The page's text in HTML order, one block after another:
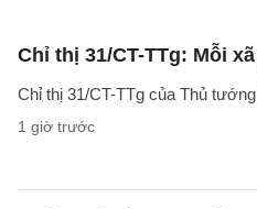
Chỉ thị 31/CT-TTg: Mỗi
Chỉ thị 31/CT-TTg của Thủ
1 giờ trước